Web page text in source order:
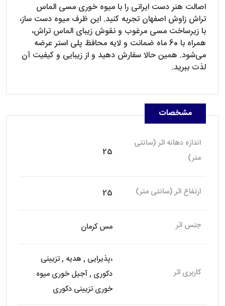
اصالت هنر دست ایرانی را با میوه خوری مسی الماس
تراش زاوش اصفهان تجربه کنید. این ظرف میوه دست ساز،
با زیرساخت مسی مرغوب و نقوش زیبای الماس تراش،
همراه با 60 ماه ضمانت و لایه محافظ پلی استر عرضه
می‌شود. همین حالا سفارش دهید و از زیبایی و کیفیت آن
لذت ببرید.
مشخصات
اندازه دهانه اثر (سانتی
متر)
25
ارتفاع اثر (سانتی متر) 25
جنس اثر مس کرمان
کاربری اثر
،پذیرایی , هدیه , تزیینی
دکوری , آجیل خوری میوه
خوری تزیینی دکوری